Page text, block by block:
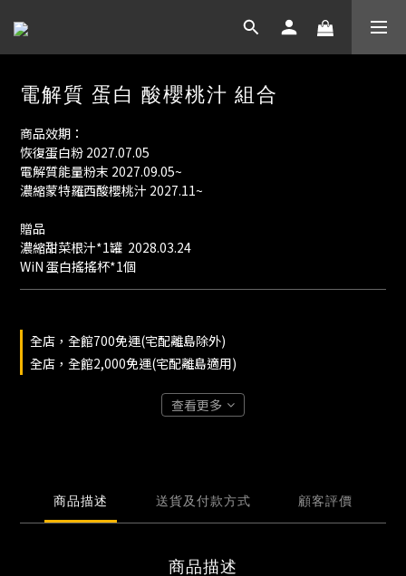
電解質 蛋白 酸櫻桃汁 組合
商品效期：
恢復蛋白粉 2027.07.05
電解質能量粉末 2027.09.05~
濃縮蒙特羅西酸櫻桃汁 2027.11~
贈品
濃縮甜菜根汁*1罐  2028.03.24
WiN 蛋白搖搖杯*1個
全店，全館700免運(宅配離島除外)
全店，全館2,000免運(宅配離島適用)
查看更多
商品描述 送貨及付款方式 顧客評價
商品描述